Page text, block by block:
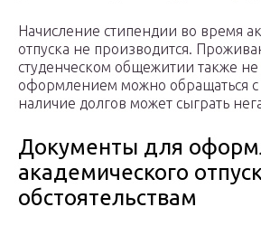
Начисление стипендии во время
отпуска не производится.
студенческом общежитии также не
оформлением можно обращаться с
наличие долгов может сыграть
Документы для
академического
обстоятельствам